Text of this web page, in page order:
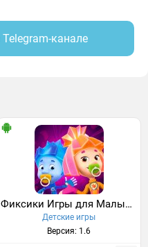
канале
Фиксики Игры для Малышей
Детские игры
Версия: 1.6